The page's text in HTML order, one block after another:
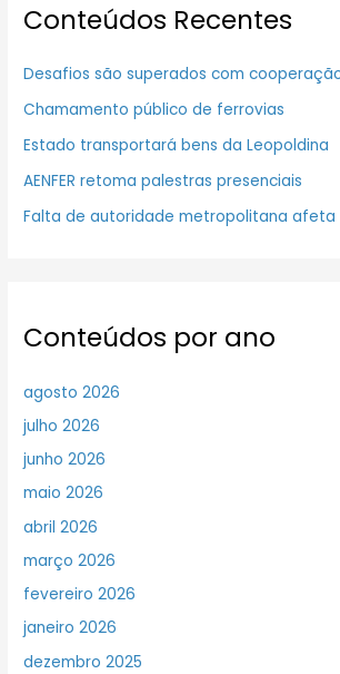
Conteúdos Recentes
Desafios são superados com
Chamamento público de ferrovias
Estado transportará bens da Leopoldina
AENFER retoma palestras presenciais
Falta de autoridade metropolitana afeta
Conteúdos por ano
agosto 2026
julho 2026
junho 2026
maio 2026
abril 2026
março 2026
fevereiro 2026
janeiro 2026
dezembro 2025